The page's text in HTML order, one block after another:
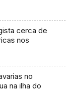
cerca de
nos
no
na ilha do